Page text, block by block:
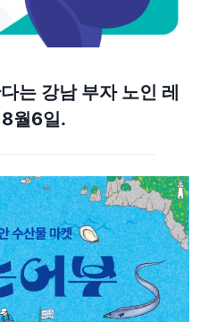
는 강남 부자 노인 레
월6일.